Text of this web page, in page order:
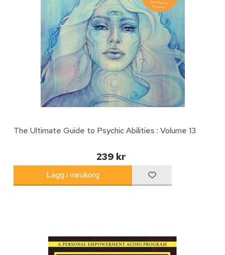
The Ultimate Guide to Psychic Abilities : Volume 13
239 kr